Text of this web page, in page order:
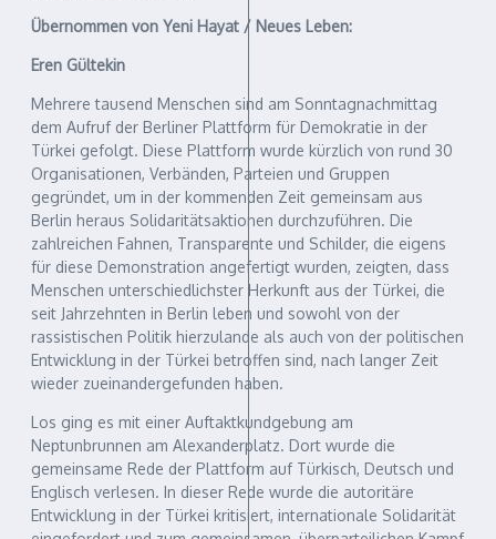
Übernommen von Yeni Hayat / Neues Leben:
Eren Gültekin
Mehrere tausend Menschen sind am Sonntagnachmittag
dem Aufruf der Berliner Plattform für Demokratie in der
Türkei gefolgt. Diese Plattform wurde kürzlich von rund 30
Organisationen, Verbänden, Parteien und Gruppen
gegründet, um in der kommenden Zeit gemeinsam aus
Berlin heraus Solidaritätsaktionen durchzuführen. Die
zahlreichen Fahnen, Transparente und Schilder, die eigens
für diese Demonstration angefertigt wurden, zeigten, dass
Menschen unterschiedlichster Herkunft aus der Türkei, die
seit Jahrzehnten in Berlin leben und sowohl von der
rassistischen Politik hierzulande als auch von der politischen
Entwicklung in der Türkei betroffen sind, nach langer Zeit
wieder zueinandergefunden haben.
Los ging es mit einer Auftaktkundgebung am
Neptunbrunnen am Alexanderplatz. Dort wurde die
gemeinsame Rede der Plattform auf Türkisch, Deutsch und
Englisch verlesen. In dieser Rede wurde die autoritäre
Entwicklung in der Türkei kritisiert, internationale Solidarität